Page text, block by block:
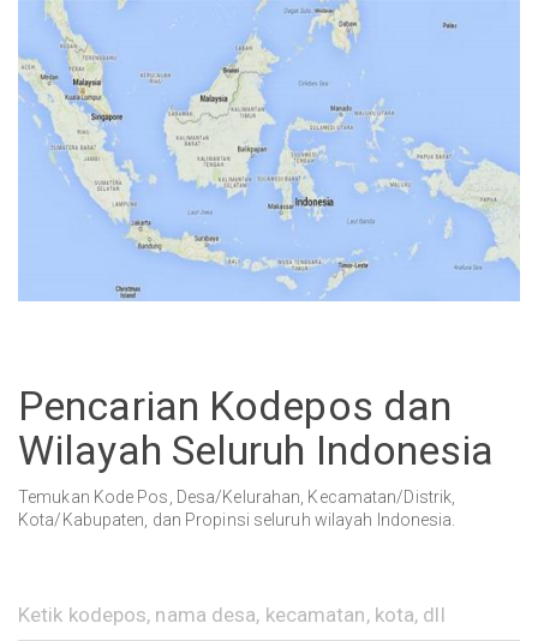
Pencarian Kodepos dan
Wilayah Seluruh Indonesia
Temukan Kode Pos, Desa/Kelurahan, Kecamatan/Distrik,
Kota/Kabupaten, dan Propinsi seluruh wilayah Indonesia.